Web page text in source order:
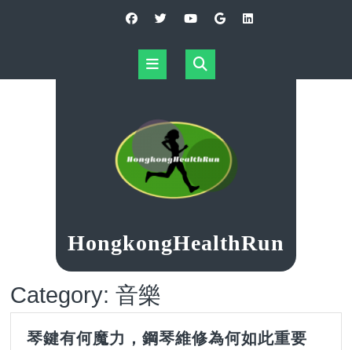
Open
HongkongHealthRun
Category:音樂
琴鍵有何魔力，鋼琴維修為何如此重要